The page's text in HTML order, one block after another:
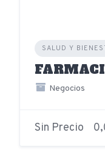
SALUD Y
Negocios
Sin Precio